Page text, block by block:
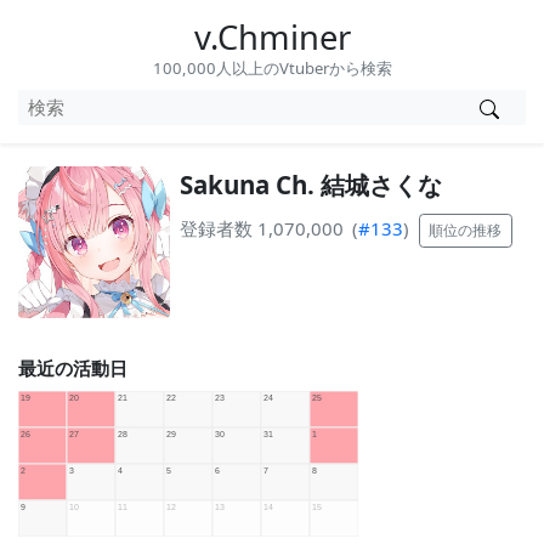
v.Chminer
100,000人以上のVtuberから検索
Sakuna Ch. 結城さくな
登録者数 1,070,000 (#133) 順位の推移
最近の活動日